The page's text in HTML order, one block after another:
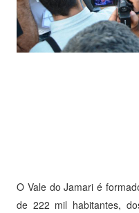
O Vale do Jamari é
de 222 mil habitantes,